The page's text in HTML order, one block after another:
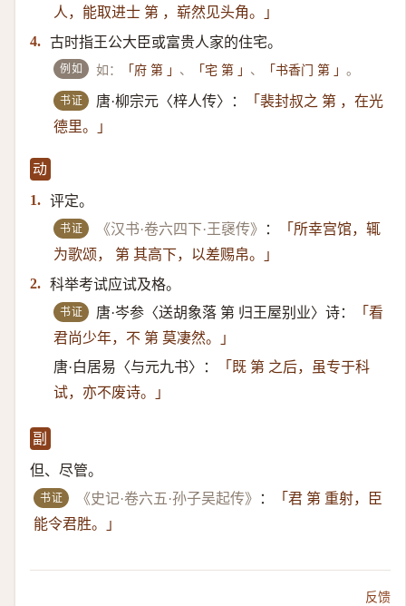
人，能取进士 第 ，崭然见头角。」
4. 古时指王公大臣或富贵人家的住宅。
例如 如： 「府 第 」 、 「宅 第 」 、 「书香门 第 」。
书证 唐·柳宗元〈梓人传〉：
「裴封叔之 第 ，在光
德里。」
动
1. 评定。
书证 《汉书·卷六四下·王襃传》 ：
「所幸宫馆，辄
为歌颂， 第 其高下，以差赐帛。」
2. 科举考试应试及格。
书证 唐·岑参〈送胡象落 第 归王屋别业〉诗：
「看
君尚少年，不 第 莫凄然。」
唐·白居易〈与元九书〉：
「既 第 之后，虽专于科
试，亦不废诗。」
副
但、尽管。
书证 《史记·卷六五·孙子吴起传》 ：
「君 第 重射，臣
能令君胜。」
反馈